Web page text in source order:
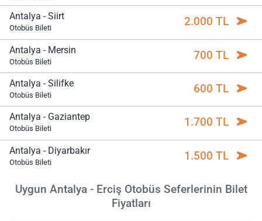
Antalya - Siirt
Otobüs Bileti 2.000 TL
Antalya - Mersin
Otobüs Bileti 700 TL
Antalya - Silifke
Otobüs Bileti 600 TL
Antalya - Gaziantep
Otobüs Bileti 1.700 TL
Antalya - Diyarbakır
Otobüs Bileti 1.500 TL
Uygun Antalya - Erciş Otobüs Seferlerinin Bilet
Fiyatları